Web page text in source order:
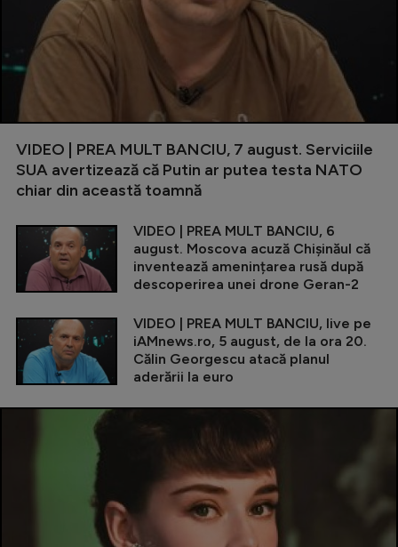
VIDEO | PREA MULT BANCIU, 7 august. Serviciile
SUA avertizează că Putin ar putea testa NATO
chiar din această toamnă
VIDEO | PREA MULT BANCIU, 6
august. Moscova acuză Chișinăul că
inventează amenințarea rusă după
descoperirea unei drone Geran-2
VIDEO | PREA MULT BANCIU, live pe
iAMnews.ro, 5 august, de la ora 20.
Călin Georgescu atacă planul
aderării la euro